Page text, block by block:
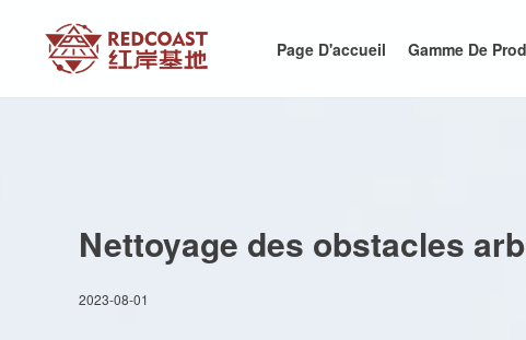
Page D'accueil Gamme De
Nettoyage des obstacles
2023-08-01